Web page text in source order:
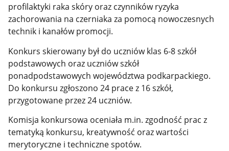
profilaktyki raka skóry oraz czynników ryzyka
zachorowania na czerniaka za pomocą nowoczesnych
technik i kanałów promocji.
Konkurs skierowany był do uczniów klas 6-8 szkół
podstawowych oraz uczniów szkół
ponadpodstawowych województwa podkarpackiego.
Do konkursu zgłoszono 24 prace z 16 szkół,
przygotowane przez 24 uczniów.
Komisja konkursowa oceniała m.in. zgodność prac z
tematyką konkursu, kreatywność oraz wartości
merytoryczne i techniczne spotów.